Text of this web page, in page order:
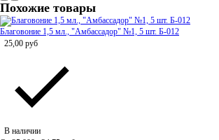
Похожие товары
Благовоние 1,5 мл., "Амбассадор" №1, 5 шт. Б-012
25,00 руб
В наличии